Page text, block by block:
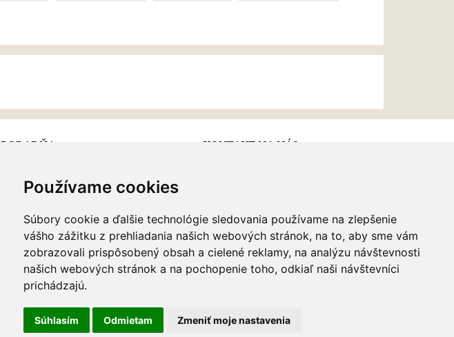
Používame cookies
Súbory cookie a ďalšie technológie sledovania používame na zlepšenie
vášho zážitku z prehliadania našich webových stránok, na to, aby sme vám
zobrazovali prispôsobený obsah a cielené reklamy, na analýzu návštevnosti
našich webových stránok a na pochopenie toho, odkiaľ naši návštevníci
prichádzajú.
Súhlasím Odmietam Zmeniť moje nastavenia
PORADŇA
Ako nakupovať
Doprava a poštovné
KONTAKT NA NÁS
+421556224323